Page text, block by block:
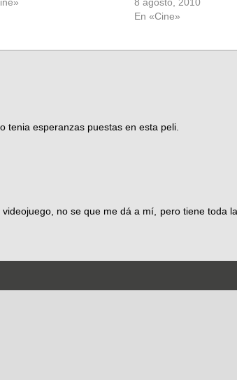
En «Cine»
esperanzas puestas en esta peli.
no se que me dá a mí, pero tiene toda